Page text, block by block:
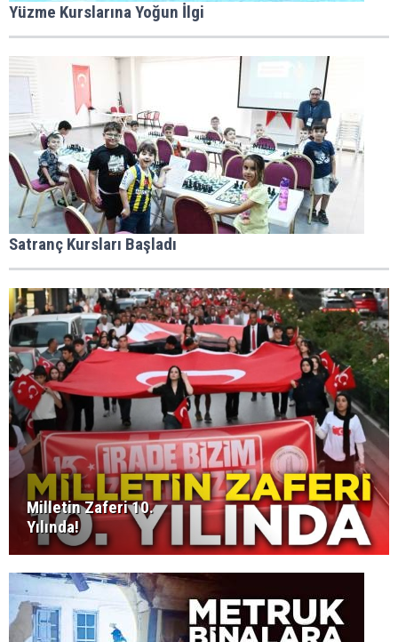
Yüzme Kurslarına Yoğun İlgi
Satranç Kursları Başladı
Milletin Zaferi 10.
Yılında!